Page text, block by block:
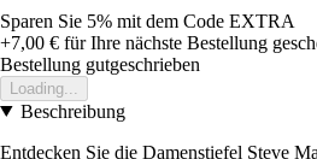
Sparen Sie 5% mit dem Code EXTRA
+7,00 € für Ihre nächste Bestellung
Bestellung gutgeschrieben
Loading...
Beschreibung
Entdecken Sie die Damenstiefel Steve